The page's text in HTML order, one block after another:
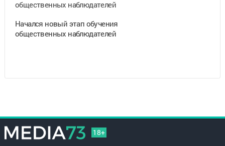
Начался новый этап обучения
общественных наблюдателей
18+